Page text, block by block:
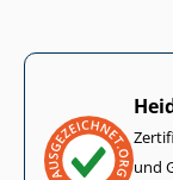
und